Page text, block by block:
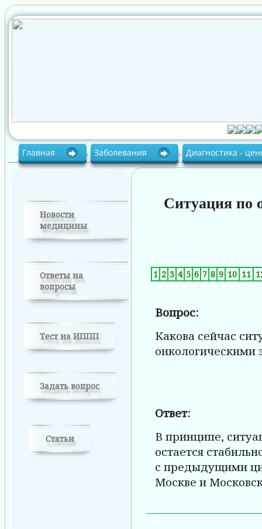
Главная . Заболевания . Диагностика -
Новости
медицины
Ответы на
вопросы
Тест на ИППП
Задать вопрос
Статьи
Ситуация по
1 2 3 4 5 6 7 8 9 10 11
Вопрос:
Какова сейчас
онкологическими
Ответ:
В принципе,
остается
с предыдущими
Москве и